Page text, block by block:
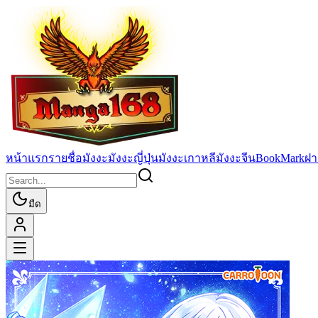
หน้าแรกรายชื่อมังงะมังงะญี่ปุ่นมังงะเกาหลีมังงะจีนBookMarkฝ
มืด